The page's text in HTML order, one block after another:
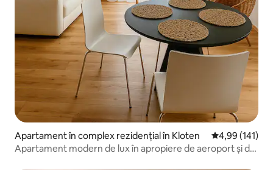
Apartament în complex rezidențial în Kloten Scor mediu
4,99 (141)
Apartament modern de lux în apropiere de aeroport și de